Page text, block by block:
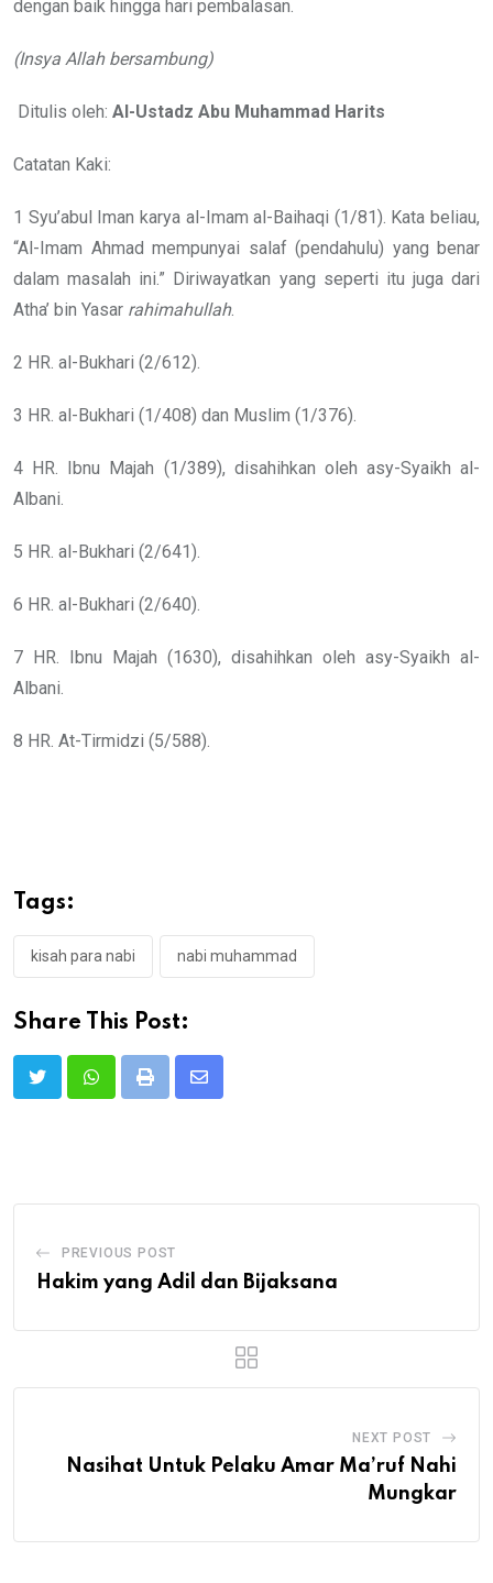
dengan baik hingga hari pembalasan.
(Insya Allah bersambung)
Ditulis oleh: Al-Ustadz Abu Muhammad Harits
Catatan Kaki:
1 Syu’abul Iman karya al-Imam al-Baihaqi (1/81). Kata beliau,
“Al-Imam Ahmad mempunyai salaf (pendahulu) yang benar
dalam masalah ini.” Diriwayatkan yang seperti itu juga dari
Atha’ bin Yasar rahimahullah.
2 HR. al-Bukhari (2/612).
3 HR. al-Bukhari (1/408) dan Muslim (1/376).
4 HR. Ibnu Majah (1/389), disahihkan oleh asy-Syaikh al-
Albani.
5 HR. al-Bukhari (2/641).
6 HR. al-Bukhari (2/640).
7 HR. Ibnu Majah (1630), disahihkan oleh asy-Syaikh al-
Albani.
8 HR. At-Tirmidzi (5/588).
Tags:
kisah para nabi nabi muhammad
Share This Post:
Print
Share
PREVIOUS POST
Hakim yang Adil dan Bijaksana
NEXT POST
Nasihat Untuk Pelaku Amar Ma’ruf Nahi
Mungkar